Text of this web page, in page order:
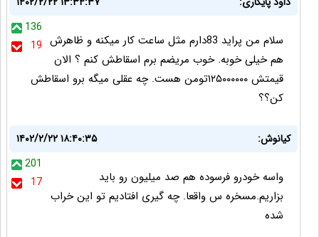
136
19 سلام من پراید 83دارم مثل ساعت کار میکنه و ظاهرش
هم خیلی خوبه. خوب مریضم برم اسقاطش کنم ؟ الان
قیمتش ۱۲۵۰۰۰۰۰۰تومن هست. چه عقلی میگه برو اسقاطش
کن؟؟
کیانوش:
۱۴۰۲/۲/۲۲ ۱۸:۴۰:۳۵
201
17
واسه خودرو فرسوده هم صد میلیون رو باید
بزاریم.مسخره س واقعا. چه گیری افتادیم تو این خراب
شده